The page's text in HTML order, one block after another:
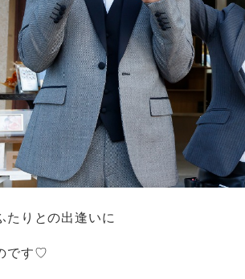
たりとの出逢いに
です♡